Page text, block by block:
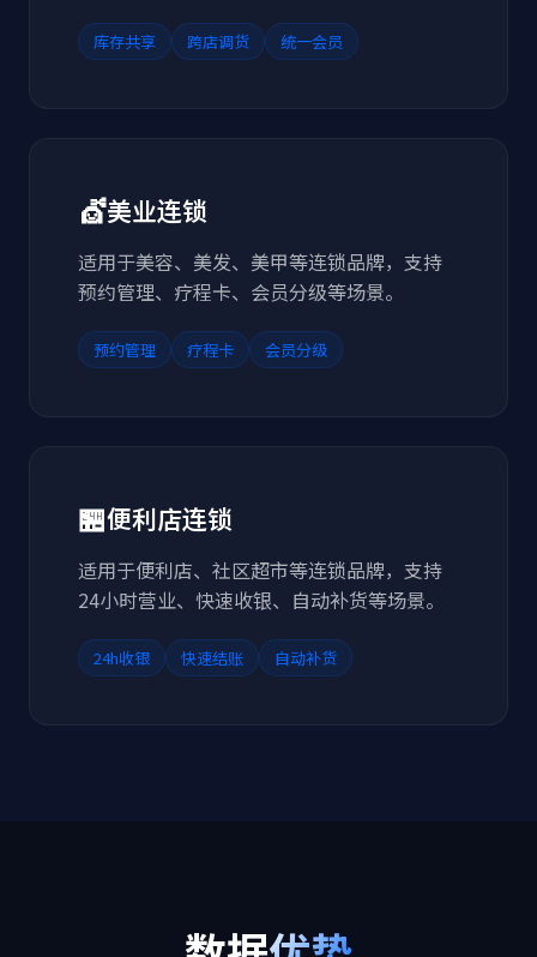
库存共享 跨店调货 统一会员
💇美业连锁
适用于美容、美发、美甲等连锁品牌，支持
预约管理、疗程卡、会员分级等场景。
预约管理 疗程卡 会员分级
🏪便利店连锁
适用于便利店、社区超市等连锁品牌，支持
24小时营业、快速收银、自动补货等场景。
24h收银 快速结账 自动补货